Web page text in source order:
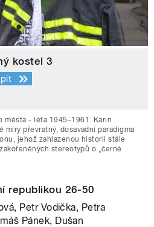
kostel 3
města - léta 1945–1961. Karin
míry převratný, dosavadní paradigma
jehož zahlazenou historii stále
stereotypů o „černé
republikou 26-50
Petr Vodička, Petra
Pánek, Dušan